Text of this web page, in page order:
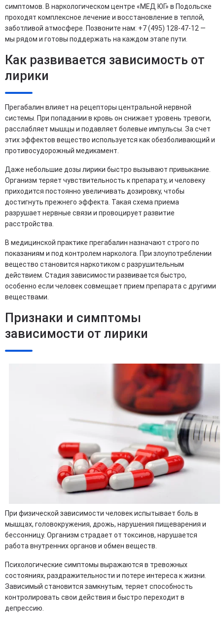
симптомов. В наркологическом центре «МЕД ЮГ» в Подольске
проходят комплексное лечение и восстановление в теплой,
заботливой атмосфере. Позвоните нам: +7 (495) 128-47-12 —
мы рядом и готовы поддержать на каждом этапе пути.
Как развивается зависимость от
лирики
Прегабалин влияет на рецепторы центральной нервной
системы. При попадании в кровь он снижает уровень тревоги,
расслабляет мышцы и подавляет болевые импульсы. За счет
этих эффектов вещество используется как обезболивающий и
противосудорожный медикамент.
Даже небольшие дозы лирики быстро вызывают привыкание.
Организм теряет чувствительность к препарату, и человеку
приходится постоянно увеличивать дозировку, чтобы
достигнуть прежнего эффекта. Такая схема приема
разрушает нервные связи и провоцирует развитие
расстройства.
В медицинской практике прегабалин назначают строго по
показаниям и под контролем нарколога. При злоупотреблении
вещество становится наркотиком с разрушительным
действием. Стадия зависимости развивается быстро,
особенно если человек совмещает прием препарата с другими
веществами.
Признаки и симптомы
зависимости от лирики
При физической зависимости человек испытывает боль в
мышцах, головокружения, дрожь, нарушения пищеварения и
бессонницу. Организм страдает от токсинов, нарушается
работа внутренних органов и обмен веществ.
Психологические симптомы выражаются в тревожных
состояниях, раздражительности и потере интереса к жизни.
Зависимый становится замкнутым, теряет способность
контролировать свои действия и быстро переходит в
депрессию.